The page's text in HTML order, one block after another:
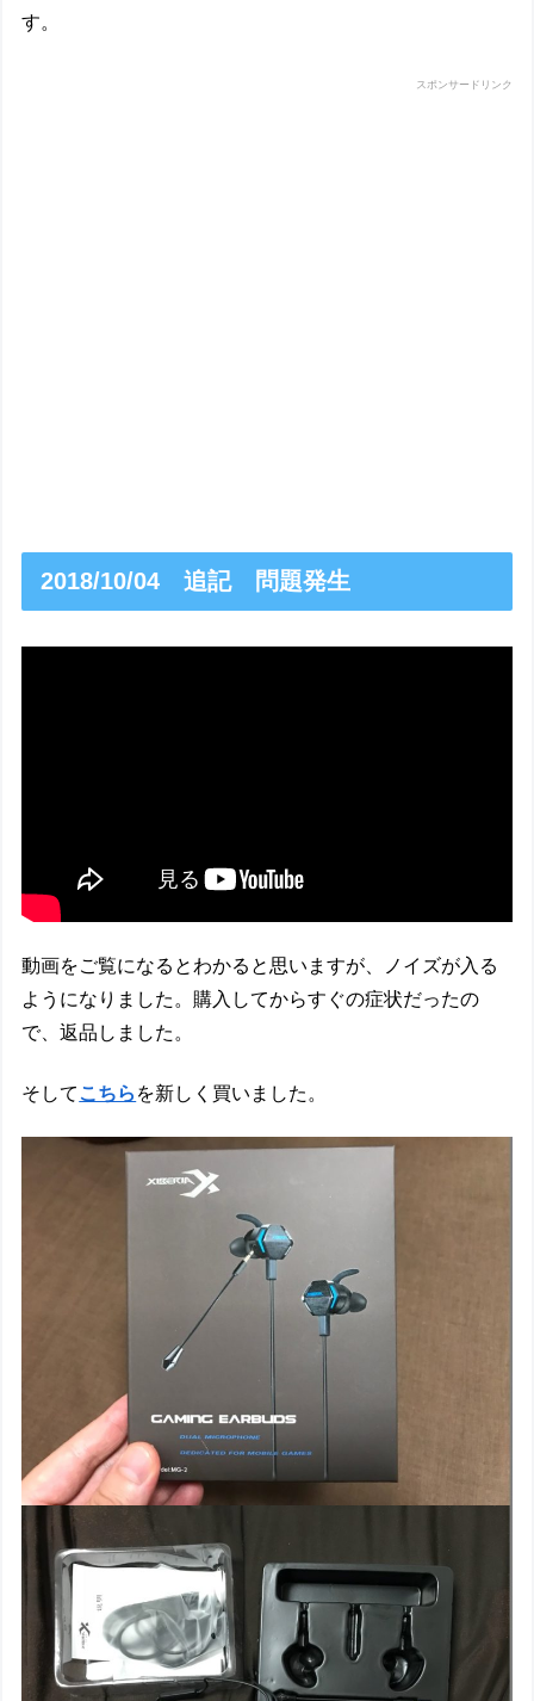
す。
スポンサードリンク
2018/10/04 追記 問題発生
動画をご覧になるとわかると思いますが、ノイズが入る
ようになりました。購入してからすぐの症状だったの
で、返品しました。
そして こちら を新しく買いました。